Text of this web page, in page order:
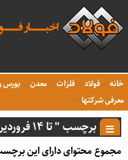
خانه فولاد فلزات معدن بورس
معرفی شرکتها
برچسب " تا ۱۴ فروردین صورت می گیرد "
مجموع محتوای دارای این